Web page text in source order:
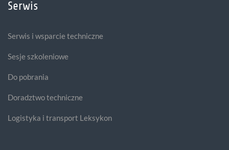
Serwis
Serwis i wsparcie techniczne
Sesje szkoleniowe
Do pobrania
Doradztwo techniczne
Logistyka i transport Leksykon